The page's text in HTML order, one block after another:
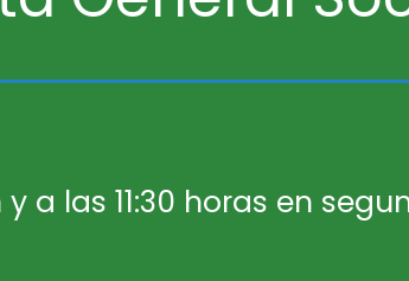
a las 11:30 horas en